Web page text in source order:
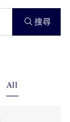
搜尋
All